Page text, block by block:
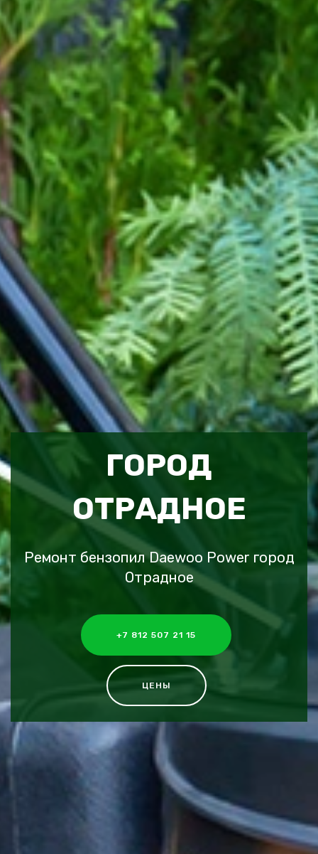
ГОРОД
ОТРАДНОЕ
Ремонт бензопил Daewoo Power город
Отрадное
+7 812 507 21 15
ЦЕНЫ